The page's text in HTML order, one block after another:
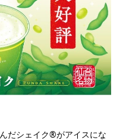
だシェイク®がアイスにな